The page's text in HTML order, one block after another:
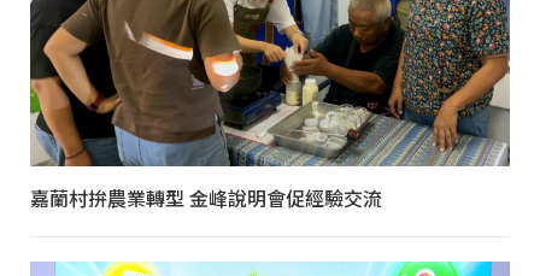
嘉蘭村拚農業轉型 金峰說明會促經驗交流